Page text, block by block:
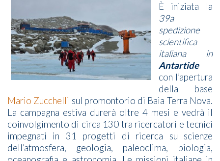
È iniziata la
39a
spedizione
scientifica
italiana in
Antartide
con l’apertura
della base
Mario Zucchelli sul promontorio di Baia Terra Nova.
La campagna estiva durerà oltre 4 mesi e vedrà il
coinvolgimento di circa 130 tra ricercatori e tecnici
impegnati in 31 progetti di ricerca su scienze
dell’atmosfera, geologia, paleoclima, biologia,